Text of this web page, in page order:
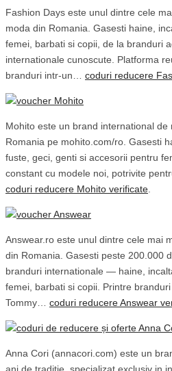
Fashion Days este unul dintre cele
moda din Romania. Gasesti haine,
femei, barbati si copii, de la branduri
internationale cunoscute. Platforma
branduri intr-un… coduri reducere
Mohito este un brand international
Romania pe mohito.com/ro. Gasesti
fuste, geci, genti si accesorii pentru
constant cu modele noi, potrivite
coduri reducere Mohito verificate
Answear.ro este unul dintre cele mai
din Romania. Gasesti peste 200.000
branduri internationale — haine,
femei, barbati si copii. Printre
Tommy… coduri reducere Answear
Anna Cori (annacori.com) este un